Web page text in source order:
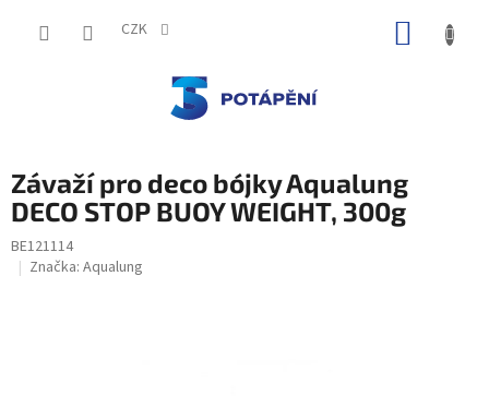
CZK
Závaží pro deco bójky Aqualung
DECO STOP BUOY WEIGHT, 300g
BE121114
Značka: Aqualung